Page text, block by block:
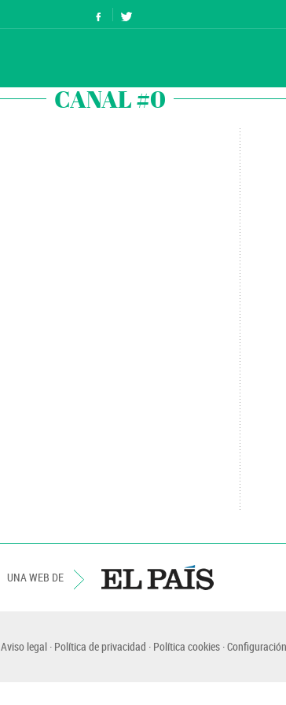
CANAL #0
UNA WEB DE
Aviso legal Política de privacidad Política cookies